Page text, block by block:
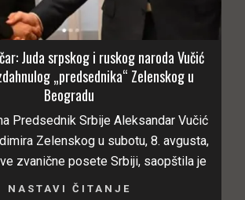
Juda srpskog i ruskog naroda Vučić
„predsednika“ Zelenskog u
Beogradu
Predsednik Srbije Aleksandar Vučić
Zelenskog u subotu, 8. avgusta,
zvanične posete Srbiji, saopštila je
NASTAVI ČITANJE